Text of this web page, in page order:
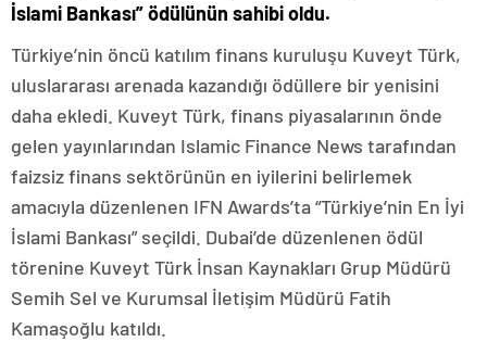
İslami Bankası” ödülünün sahibi oldu.
Türkiye’nin öncü katılım finans kuruluşu Kuveyt Türk,
uluslararası arenada kazandığı ödüllere bir yenisini
daha ekledi. Kuveyt Türk, finans piyasalarının önde
gelen yayınlarından Islamic Finance News tarafından
faizsiz finans sektörünün en iyilerini belirlemek
amacıyla düzenlenen IFN Awards’ta “Türkiye’nin En İyi
İslami Bankası” seçildi. Dubai’de düzenlenen ödül
törenine Kuveyt Türk İnsan Kaynakları Grup Müdürü
Semih Sel ve Kurumsal İletişim Müdürü Fatih
Kamaşoğlu katıldı.